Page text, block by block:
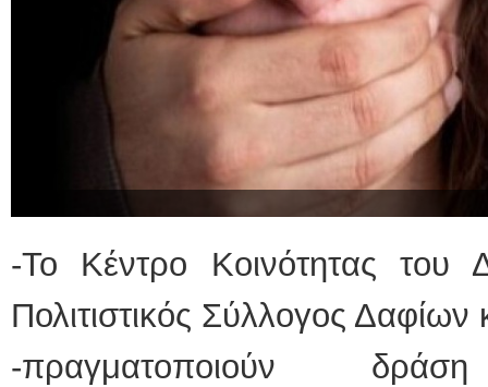
-Το Κέντρο Κοινότητας του
Πολιτιστικός Σύλλογος
-πραγματοποιούν